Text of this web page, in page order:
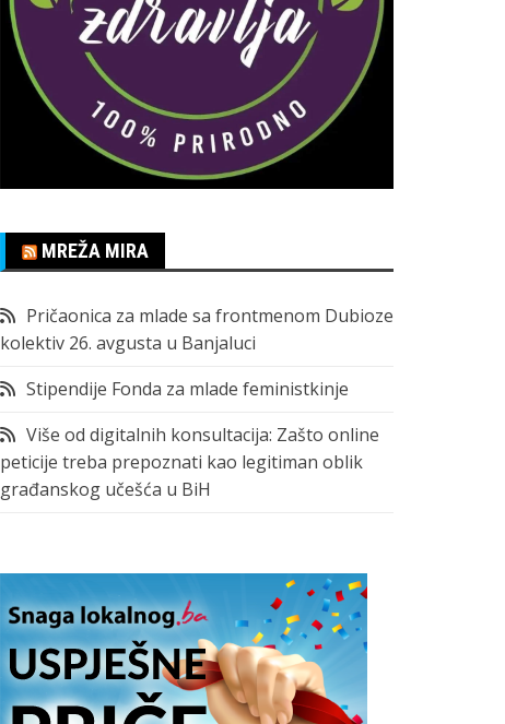
MREŽA MIRA
Pričaonica za mlade sa frontmenom Dubioze
kolektiv 26. avgusta u Banjaluci
Stipendije Fonda za mlade feministkinje
Više od digitalnih konsultacija: Zašto online
peticije treba prepoznati kao legitiman oblik
građanskog učešća u BiH